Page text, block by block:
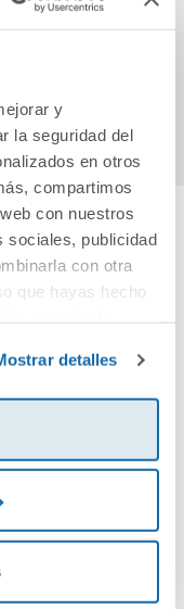
y
la seguridad del
en otros
compartimos
con nuestros
sociales, publicidad
con otra
que hayas hecho
detalles
para poder valorarlo